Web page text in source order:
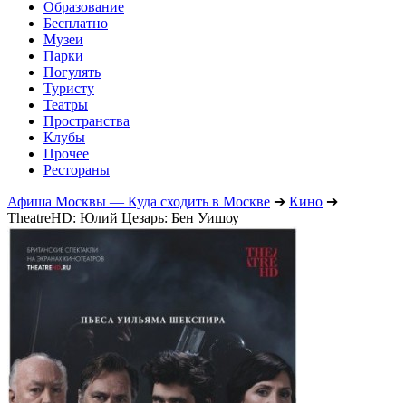
Образование
Бесплатно
Музеи
Парки
Погулять
Туристу
Театры
Пространства
Клубы
Прочее
Рестораны
Афиша Москвы — Куда сходить в Москве ➔ Кино ➔
TheatreHD: Юлий Цезарь: Бен Уишоу